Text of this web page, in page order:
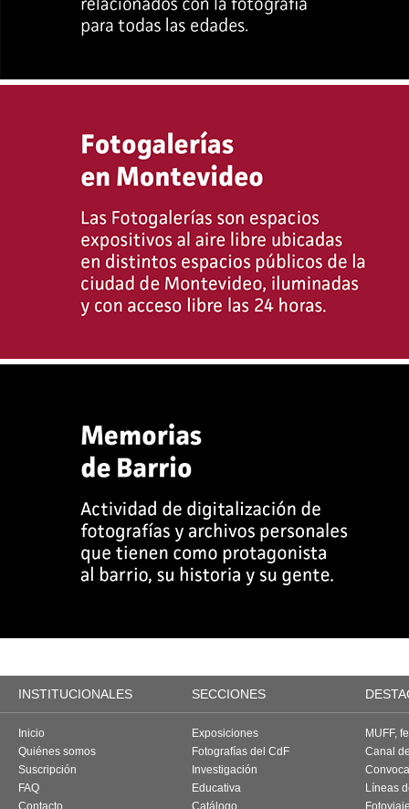
INSTITUCIONALES SECCIONES
Inicio
Quiénes somos
Suscripción
FAQ
Contacto
Exposiciones
Fotografías del CdF
Investigación
Educativa
Catálogo
MUFF,
Canal
Líneas